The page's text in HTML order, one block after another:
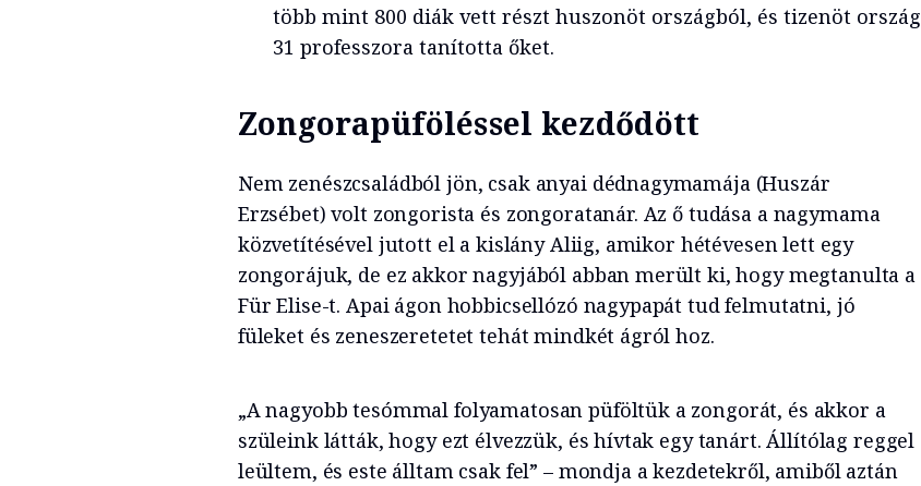
több mint 800 diák vett részt huszonöt országból, és tizenöt ország
31 professzora tanította őket.
Zongorapüföléssel kezdődött
Nem zenészcsaládból jön, csak anyai dédnagymamája (Huszár
Erzsébet) volt zongorista és zongoratanár. Az ő tudása a nagymama
közvetítésével jutott el a kislány Aliig, amikor hétévesen lett egy
zongorájuk, de ez akkor nagyjából abban merült ki, hogy megtanulta a
Für Elise-t. Apai ágon hobbicsellózó nagypapát tud felmutatni, jó
füleket és zeneszeretetet tehát mindkét ágról hoz.
„A nagyobb tesómmal folyamatosan püföltük a zongorát, és akkor a
szüleink látták, hogy ezt élvezzük, és hívtak egy tanárt. Állítólag reggel
leültem, és este álltam csak fel” – mondja a kezdetekről, amiből aztán